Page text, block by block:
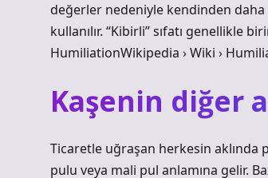
değerler nedeniyle kendinden
kullanılır. “Kibirli” sıfatı genellikle
HumiliationWikipedia › Wiki ›
Kaşenin diğer
Ticaretle uğraşan herkesin aklında
pulu veya mali pul anlamına gelir.